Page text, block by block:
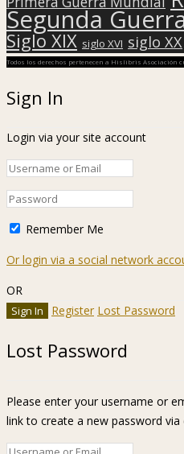
Segunda
Siglo XIX siglo XVI siglo XX
Todos los derechos pertenecen a Hislibris Asociación
Sign In
Login via your site account
Remember Me
Or login via a social network
OR
Register Lost Password
Lost Password
Please enter your username or
link to create a new password via